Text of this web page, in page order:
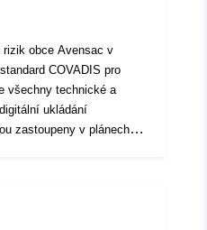
rizik obce Avensac v
COVADIS pro
všechny technické a
ukládání
zastoupeny v plánech
je součástí zákona ze
civilní bezpečnosti,